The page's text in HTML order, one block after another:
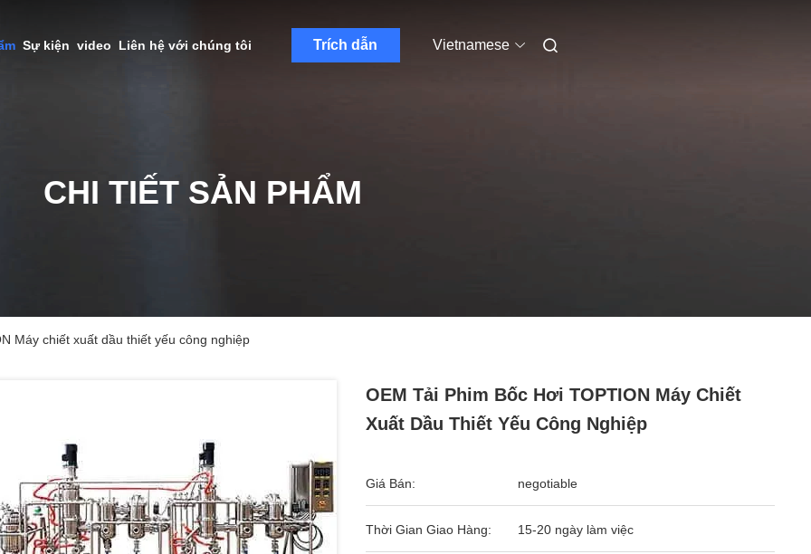
Sự kiện video Liên hệ với chúng tôi Trích dẫn Vietnamese
CHI TIẾT SẢN PHẨM
Máy chiết xuất dầu thiết yếu công nghiệp
OEM Tải Phim Bốc Hơi TOPTION Máy Chiết
Xuất Dầu Thiết Yếu Công Nghiệp
Giá Bán: negotiable
Thời Gian Giao Hàng: 15-20 ngày làm việc